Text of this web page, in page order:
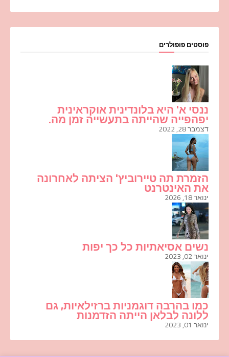
פוסטים פופולרים
ננסי א' היא בלונדינית אוקראינית
יפהפייה שהייתה בתעשייה זמן מה.
דצמבר 28, 2022
הזמרת תה טיירוביץ' הציתה לאחרונה
את האינטרנט
ינואר 18, 2026
נשים אסיאתיות כל כך יפות
ינואר 02, 2023
כמו בהרבה דוגמניות ברזילאיות, גם
ללונה לבלאן הייתה הזדמנות
ינואר 01, 2023